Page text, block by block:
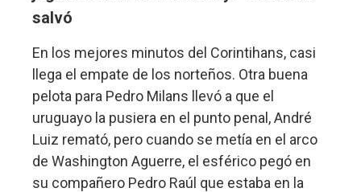
salvó
En los mejores minutos del Corintihans, casi
llega el empate de los norteños. Otra buena
pelota para Pedro Milans llevó a que el
uruguayo la pusiera en el punto penal, André
Luiz remató, pero cuando se metía en el arco
de Washington Aguerre, el esférico pegó en
su compañero Pedro Raúl que estaba en la